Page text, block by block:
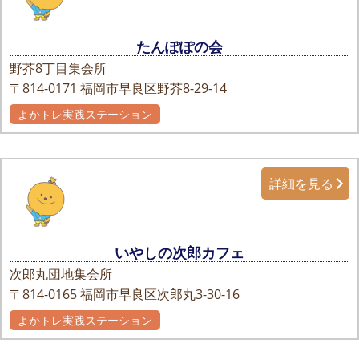
たんぽぽの会
野芥8丁目集会所
〒814-0171 福岡市早良区野芥8-29-14
よかトレ実践ステーション
いやしの次郎カフェ
次郎丸団地集会所
〒814-0165福岡市早良区次郎丸3-30-16
詳細を見る
よかトレ実践ステーション